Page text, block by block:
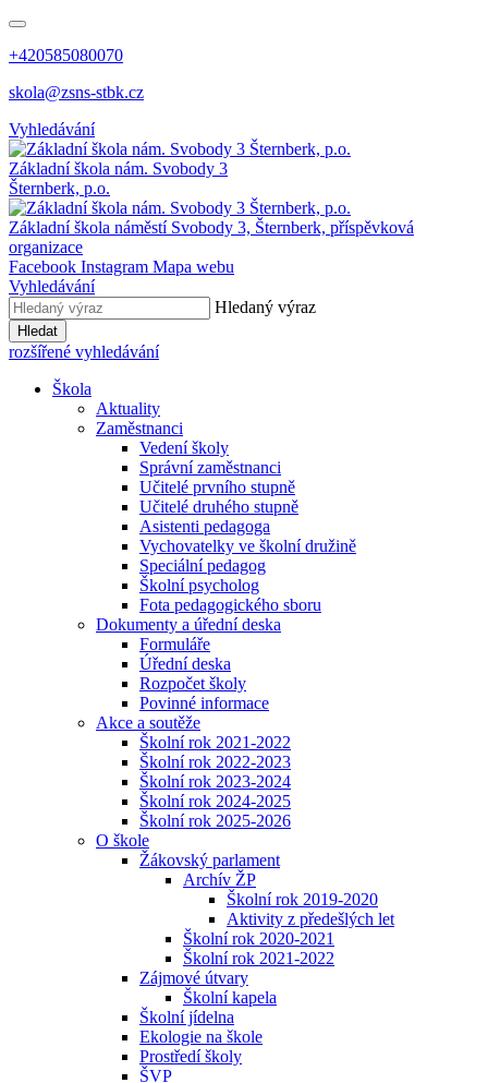
+420585080070
skola@zsns-stbk.cz
Vyhledávání
Základní škola nám. Svobody 3
Šternberk, p.o.
Základní škola náměstí Svobody 3, Šternberk, příspěvková
organizace
Facebook Instagram Mapa webu
Vyhledávání
Hledaný výraz
Hledat
rozšířené vyhledávání
Škola
Aktuality
Zaměstnanci
Vedení školy
Správní zaměstnanci
Učitelé prvního stupně
Učitelé druhého stupně
Asistenti pedagoga
Vychovatelky ve školní družině
Speciální pedagog
Školní psycholog
Fota pedagogického sboru
Dokumenty a úřední deska
Formuláře
Úřední deska
Rozpočet školy
Povinné informace
Akce a soutěže
Školní rok 2021-2022
Školní rok 2022-2023
Školní rok 2023-2024
Školní rok 2024-2025
Školní rok 2025-2026
O škole
Žákovský parlament
Archív ŽP
Školní rok 2019-2020
Aktivity z předešlých let
Školní rok 2020-2021
Školní rok 2021-2022
Zájmové útvary
Školní kapela
Školní jídelna
Ekologie na škole
Prostředí školy
ŠVP